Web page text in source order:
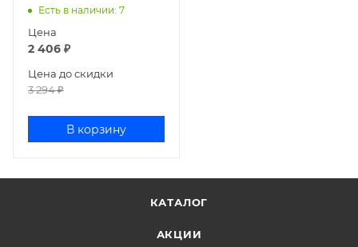
Есть в наличии: 7
Цена
2 406 ₽
Цена до скидки
3 294₽
В корзину
КАТАЛОГ
АКЦИИ